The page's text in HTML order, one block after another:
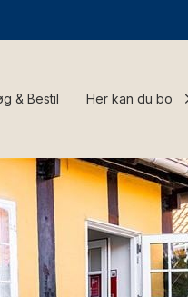
& Bestil Her kan du bo